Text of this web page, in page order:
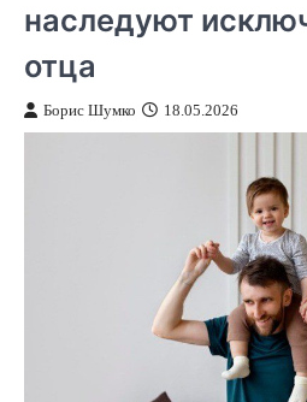
наследуют
отца
Борис Шумко 18.05.2026